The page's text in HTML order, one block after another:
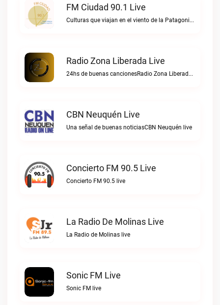
FM Ciudad 90.1 Live
Culturas que viajan en el viento de la PatagoniaFM Ciudad 90.1 live
Radio Zona Liberada Live
24hs de buenas cancionesRadio Zona Liberada live
CBN Neuquén Live
Una señal de buenas noticiasCBN Neuquén live
Concierto FM 90.5 Live
Concierto FM 90.5 live
La Radio De Molinas Live
La Radio de Molinas live
Sonic FM Live
Sonic FM live